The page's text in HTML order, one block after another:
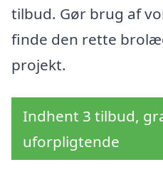
tilbud. Gør brug af
finde den rette
projekt.
Indhent 3 tilbud,
uforpligtende